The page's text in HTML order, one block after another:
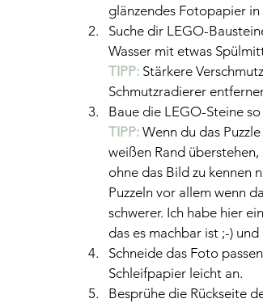
glänzendes Fotopapier
Suche dir LEGO-
Wasser mit etwas
TIPP: Stärkere
Schmutzradierer
Baue die LEGO-Steine
TIPP: Wenn du das
weißen Rand
ohne das Bild zu kennen
Puzzeln vor allem wenn
schwerer. Ich habe hier
das es machbar ist ;-)
Schneide das Foto
Schleifpapier leicht an.
Besprühe die Rückseite